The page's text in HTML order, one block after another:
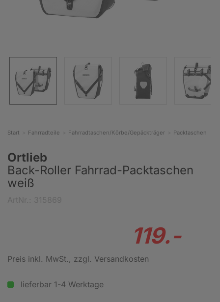
Start Fahrradteile Fahrradtaschen/Körbe/Gepäckträger Packtaschen
Ortlieb
Back-Roller Fahrrad-Packtaschen
weiß
119.-
Preis inkl. MwSt., zzgl. Versandkosten
lieferbar 1-4 Werktage